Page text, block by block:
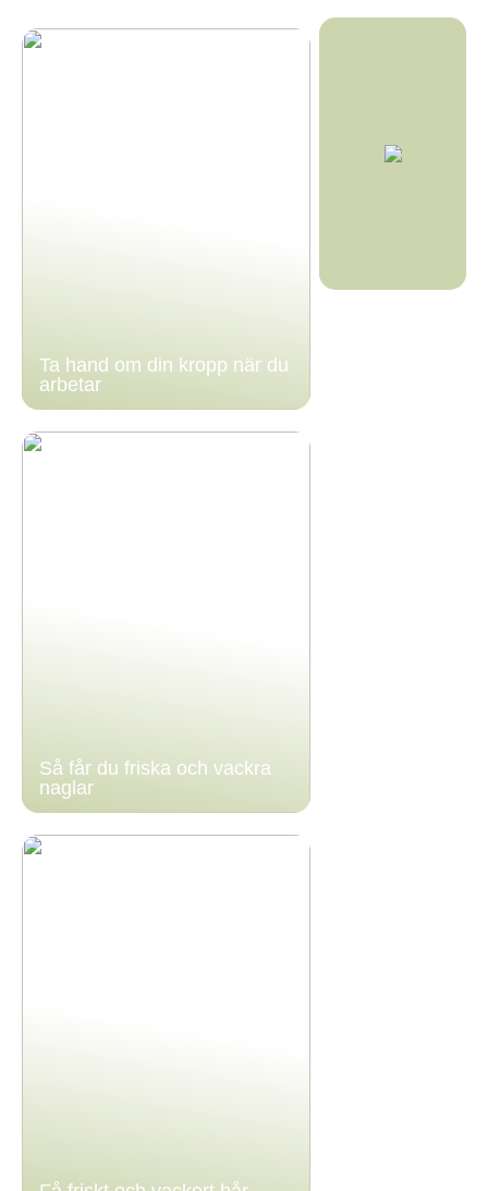
Ta hand om din kropp när du
arbetar
Så får du friska och vackra
naglar